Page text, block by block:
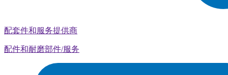
配套件和服务提供商
配件和耐磨部件/服务